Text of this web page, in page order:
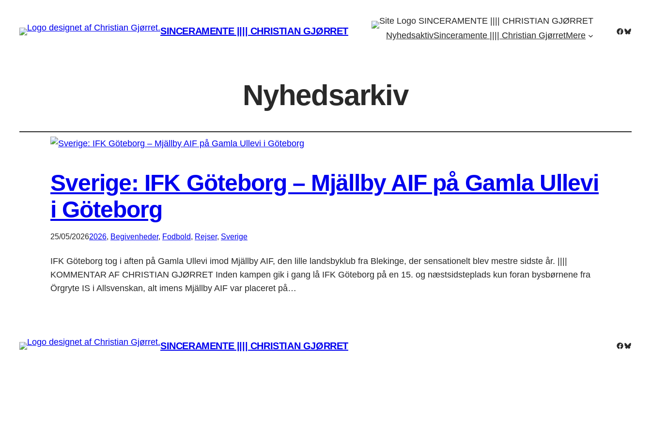
SINCERAMENTE |||| CHRISTIAN GJØRRET
SINCERAMENTE |||| CHRISTIAN GJØRRET
NyhedsaktivSinceramente |||| Christian GjørretMere Facebook
Bluesky
Nyhedsarkiv
Sverige: IFK Göteborg – Mjällby AIF på Gamla Ullevi
i Göteborg
25/05/20262026, Begivenheder, Fodbold, Rejser, Sverige
IFK Göteborg tog i aften på Gamla Ullevi imod Mjällby AIF, den lille landsbyklub fra Blekinge, der sensationelt blev mestre sidste år. ||||
KOMMENTAR AF CHRISTIAN GJØRRET Inden kampen gik i gang lå IFK Göteborg på en 15. og næstsidsteplads kun foran bysbørnene fra
Örgryte IS i Allsvenskan, alt imens Mjällby AIF var placeret på…
SINCERAMENTE |||| CHRISTIAN GJØRRET Facebook
Bluesky